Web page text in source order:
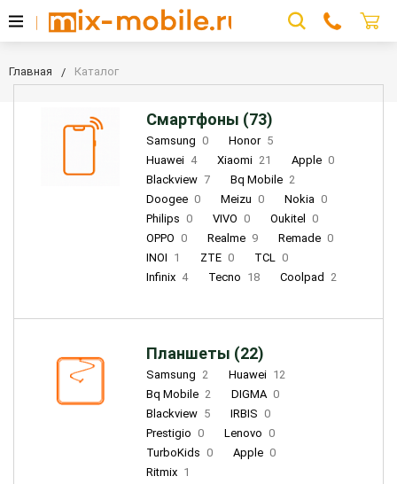
Главная Каталог
Смартфоны (73)
Samsung 0 Honor 5
Huawei 4 Xiaomi 21 Apple 0
Blackview 7 Bq Mobile 2
Doogee 0 Meizu 0 Nokia 0
Philips 0 VIVO 0 Oukitel
0
OPPO 0 Realme 9 Remade 0
INOI 1 ZTE 0 TCL 0
Infinix 4 Tecno 18 Coolpad 2
Планшеты (22)
Samsung 2 Huawei 12
Bq Mobile 2 DIGMA 0
Blackview 5 IRBIS 0
Prestigio 0 Lenovo 0
TurboKids 0 Apple 0
Ritmix 1